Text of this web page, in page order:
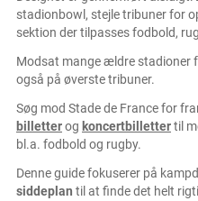
stadionbowl, stejle tribuner for
sektion der tilpasses fodbold,
Modsat mange ældre stadioner
også på øverste tribuner.
Søg mod Stade de France for
billetterog koncertbillettertil
bl.a. fodbold og rugby.
Denne guide fokuserer på
siddeplan til at finde det helt